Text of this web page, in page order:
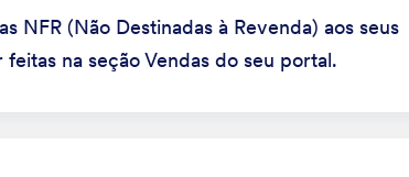
(Não Destinadas à Revenda) aos seus
na seção Vendas do seu portal.